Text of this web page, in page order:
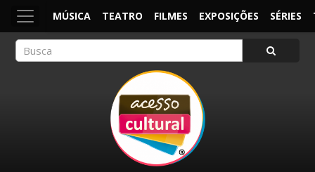
MÚSICA TEATRO FILMES EXPOSIÇÕES SÉRIES